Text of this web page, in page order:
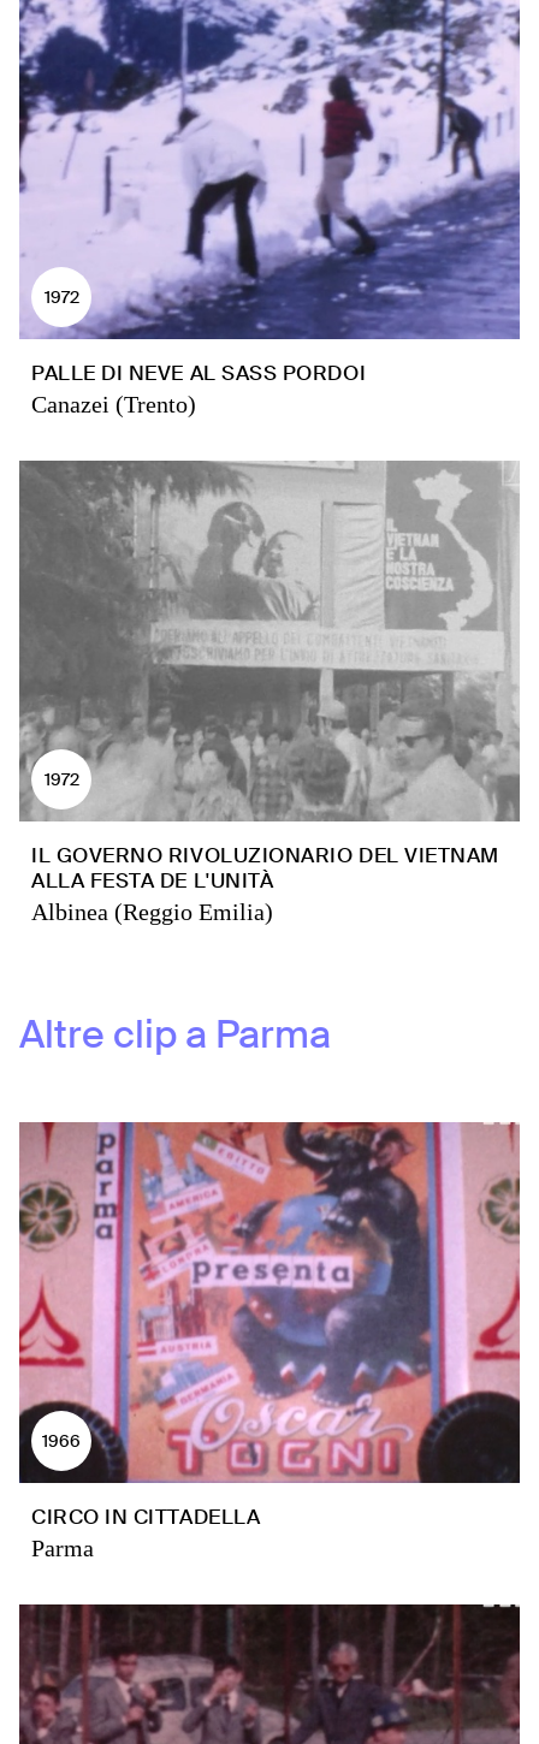
1972
PALLE DI NEVE AL SASS PORDOI
Canazei (Trento)
1972
IL GOVERNO RIVOLUZIONARIO DEL VIETNAM
ALLA FESTA DE L'UNITÀ
Albinea (Reggio Emilia)
Altre clip a Parma
1966
CIRCO IN CITTADELLA
Parma